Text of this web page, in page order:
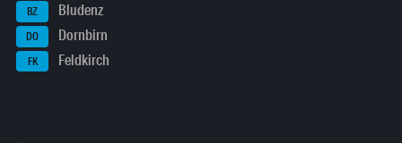
BZ Bludenz
DO Dornbirn
FK Feldkirch